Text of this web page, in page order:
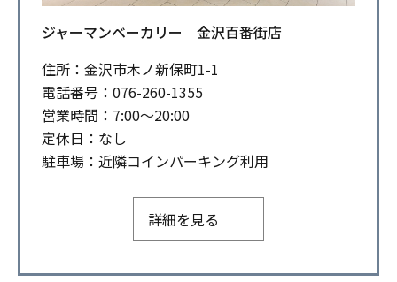
ジャーマンベーカリー 金沢百番街店
住所：金沢市木ノ新保町1-1
電話番号：076-260-1355
営業時間：7:00～20:00
定休日：なし
駐車場：近隣コインパーキング利用
詳細を見る